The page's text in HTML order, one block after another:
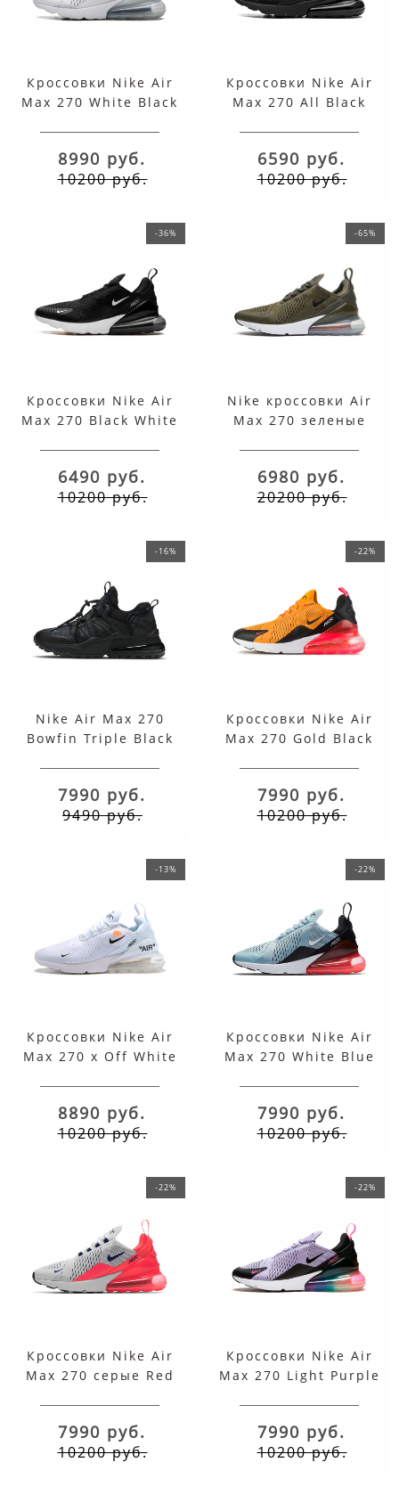
Кроссовки Nike Air
Max 270 White Black
8990 руб.
10200 руб.
Кроссовки Nike Air
Max 270 All Black
6590 руб.
10200 руб.
-36%
Кроссовки Nike Air
Max 270 Black White
6490 руб.
10200 руб.
-65%
Nike кроссовки Air
Max 270 зеленые
6980 руб.
20200 руб.
-16%
Nike Air Max 270
Bowfin Triple Black
7990 руб.
9490 руб.
-22%
Кроссовки Nike Air
Max 270 Gold Black
7990 руб.
10200 руб.
-13%
Кроссовки Nike Air
Max 270 x Off White
8890 руб.
10200 руб.
-22%
Кроссовки Nike Air
Max 270 White Blue
7990 руб.
10200 руб.
-22%
Кроссовки Nike Air
Max 270 серые Red
7990 руб.
10200 руб.
-22%
Кроссовки Nike Air
Max 270 Light Purple
7990 руб.
10200 руб.